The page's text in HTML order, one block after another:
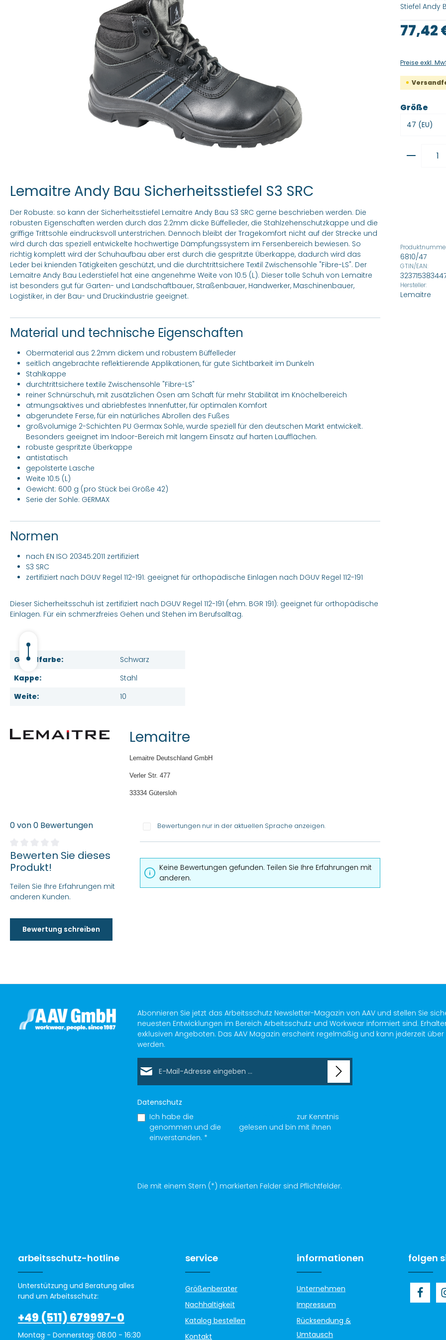
Stiefel Andy
Regulärer
77,42
Preise exkl.
Größe
6810/47
GTIN/EAN:
Hersteller:
Lemaitre
Lemaitre Andy Bau Sicherheitsstiefel S3 SRC
Der Robuste: so kann der Sicherheitsstiefel Lemaitre Andy Bau S3 SRC gerne beschrieben werden. Die
robusten Eigenschaften werden durch das 2.2mm dicke Büffelleder, die Stahlzehenschutzkappe und die
griffige Trittsohle eindrucksvoll unterstrichen. Dennoch bleibt der Tragekomfort nicht auf der Strecke und
wird durch das speziell entwickelte hochwertige Dämpfungssystem im Fersenbereich bewiesen. So
richtig komplett wird der Schuhaufbau aber erst durch die gespritzte Überkappe, dadurch wird das
Leder bei knienden Tätigkeiten geschützt, und die durchtrittsichere Textil Zwischensohle "Fibre-LS". Der
Lemaitre Andy Bau Lederstiefel hat eine angenehme Weite von 10.5 (L). Dieser tolle Schuh von Lemaitre
ist besonders gut für Garten- und Landschaftbauer, Straßenbauer, Handwerker, Maschinenbauer,
Logistiker, in der Bau- und Druckindustrie geeignet.
Material und technische Eigenschaften
Obermaterial aus 2.2mm dickem und robustem Büffelleder
seitlich angebrachte reflektierende Applikationen, für gute Sichtbarkeit im Dunkeln
Stahlkappe
durchtrittsichere textile Zwischensohle "Fibre-LS"
reiner Schnürschuh, mit zusätzlichen Ösen am Schaft für mehr Stabilität im Knöchelbereich
atmungsaktives und abriebfestes Innenfutter, für optimalen Komfort
abgerundete Ferse, für ein natürliches Abrollen des Fußes
großvolumige 2-Schichten PU Germax Sohle, wurde speziell für den deutschen Markt entwickelt.
Besonders geeignet im Indoor-Bereich mit langem Einsatz auf harten Laufflächen.
robuste gespritzte Überkappe
antistatisch
gepolsterte Lasche
Weite 10.5 (L)
Gewicht: 600 g (pro Stück bei Größe 42)
Serie der Sohle: GERMAX
Normen
nach EN ISO 20345:2011 zertifiziert
S3 SRC
zertifiziert nach DGUV Regel 112-191: geeignet für orthopädische Einlagen nach DGUV Regel 112-191
Dieser Sicherheitsschuh ist zertifiziert nach DGUV Regel 112-191 (ehm. BGR 191): geeignet für orthopädische
Einlagen. Für ein schmerzfreies Gehen und Stehen im Berufsalltag.
Grundfarbe:
Schwarz
Kappe:
Stahl
Weite:
10
Lemaitre
Lemaitre Deutschland GmbH
Verler Str. 477
33334 Gütersloh
0 von 0 Bewertungen
Durchschnittliche Bewertung von 0 von 5 Sternen
Bewerten Sie dieses
Produkt!
Teilen Sie Ihre Erfahrungen mit
anderen Kunden.
Bewertung schreiben
Bewertungen nur in der aktuellen Sprache anzeigen.
Keine Bewertungen gefunden. Teilen Sie Ihre Erfahrungen mit
anderen.
Abonnieren Sie jetzt das Arbeitsschutz Newsletter-Magazin von AAV und stellen Sie
neuesten Entwicklungen im Bereich Arbeitsschutz und Workwear informiert sind.
exklusiven Angeboten. Das AAV Magazin erscheint regelmäßig und kann jederzeit
werden.
Datenschutz
Ich habe die
zur Kenntnis
genommen und die
gelesen und bin mit ihnen
einverstanden. *
Die mit einem Stern (*) markierten Felder sind Pflichtfelder.
arbeitsschutz-hotline
Unterstützung und Beratung alles
rund um Arbeitsschutz:
+49 (511) 679997-0
Montag - Donnerstag: 08:00 - 16:30
service
Größenberater
Nachhaltigkeit
Katalog bestellen
Kontakt
informationen
Unternehmen
Impressum
Rücksendung &
Umtausch
folgen